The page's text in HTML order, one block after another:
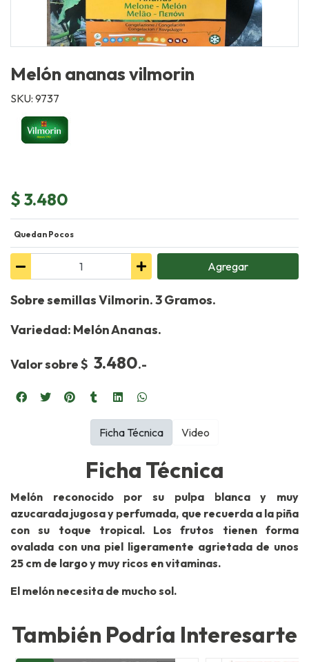
Melón ananas vilmorin
SKU: 9737
$ 3.480
Quedan Pocos
Agregar
Sobre semillas Vilmorin. 3 Gramos.
Variedad: Melón Ananas.
Valor sobre $ 3.480.-
Ficha Técnica
Melón reconocido por su pulpa blanca y muy
azucarada jugosa y perfumada, que recuerda a la piña
con su toque tropical. Los frutos tienen forma
ovalada con una piel ligeramente agrietada de unos
25 cm de largo y muy ricos en vitaminas.
El melón necesita de mucho sol.
Ficha Técnica Video
También Podría Interesarte